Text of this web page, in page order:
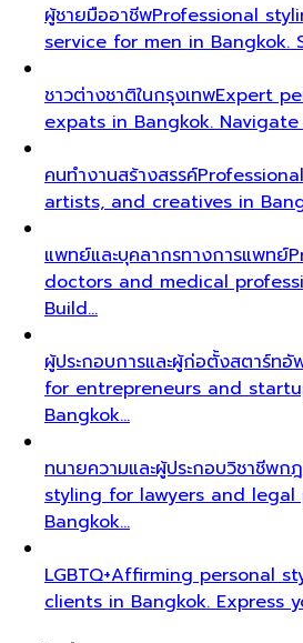
ผู้ชายมืออาชีพProfessional
service for men in Bangkok.
ชาวต่างชาติในกรุงเทพExpert
expats in Bangkok.
คนทำงานสร้างสรรค์
artists, and creatives in
แพทย์และบุคลากรทางการแพทย์
doctors and medical
Build…
ผู้ประกอบการและผู้ก่อตั้งสตาร์ทอั
for entrepreneurs and
Bangkok…
ทนายความและผู้ประกอบวิชาชีพก
styling for lawyers and legal
Bangkok…
LGBTQ+Affirming personal
clients in Bangkok. Express